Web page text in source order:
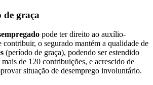
de graça
pode ter direito ao auxílio-
contribuir, o segurado mantém a qualidade de
(período de graça), podendo ser estendido
mais de 120 contribuições, e acrescido de
situação de desemprego involuntário.